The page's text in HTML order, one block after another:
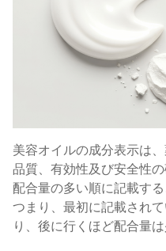
美容オイルの成分表示は
品質、有効性及び安全性
配合量の多い順に記載す
つまり、最初に記載され
り、後に行くほど配合量は